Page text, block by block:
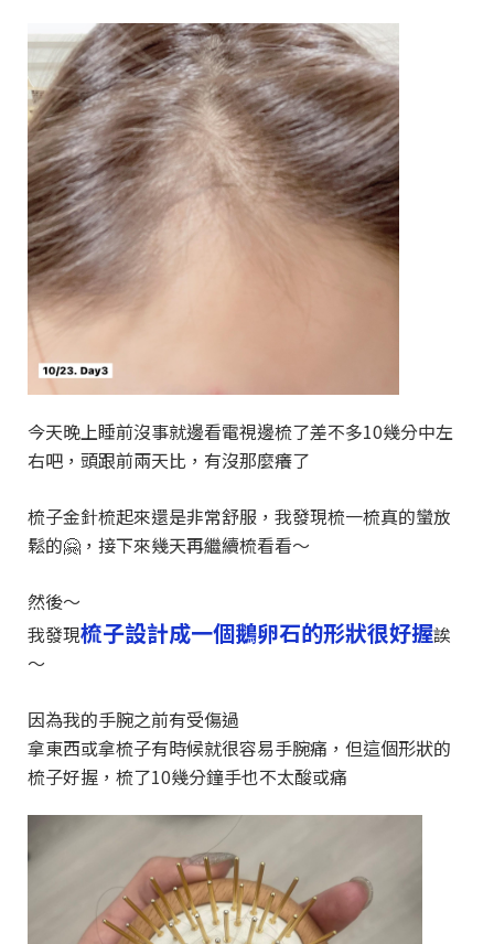
今天晚上睡前沒事就邊看電視邊梳了差不多10幾分中左
右吧，頭跟前兩天比，有沒那麼癢了
梳子金針梳起來還是非常舒服，我發現梳一梳真的蠻放
鬆的🤗，接下來幾天再繼續梳看看～
然後～
我發現梳子設計成一個鵝卵石的形狀很好握誒
～
因為我的手腕之前有受傷過
拿東西或拿梳子有時候就很容易手腕痛， 但這個形狀的
梳子好握，梳了10幾分鐘手也不太酸或痛